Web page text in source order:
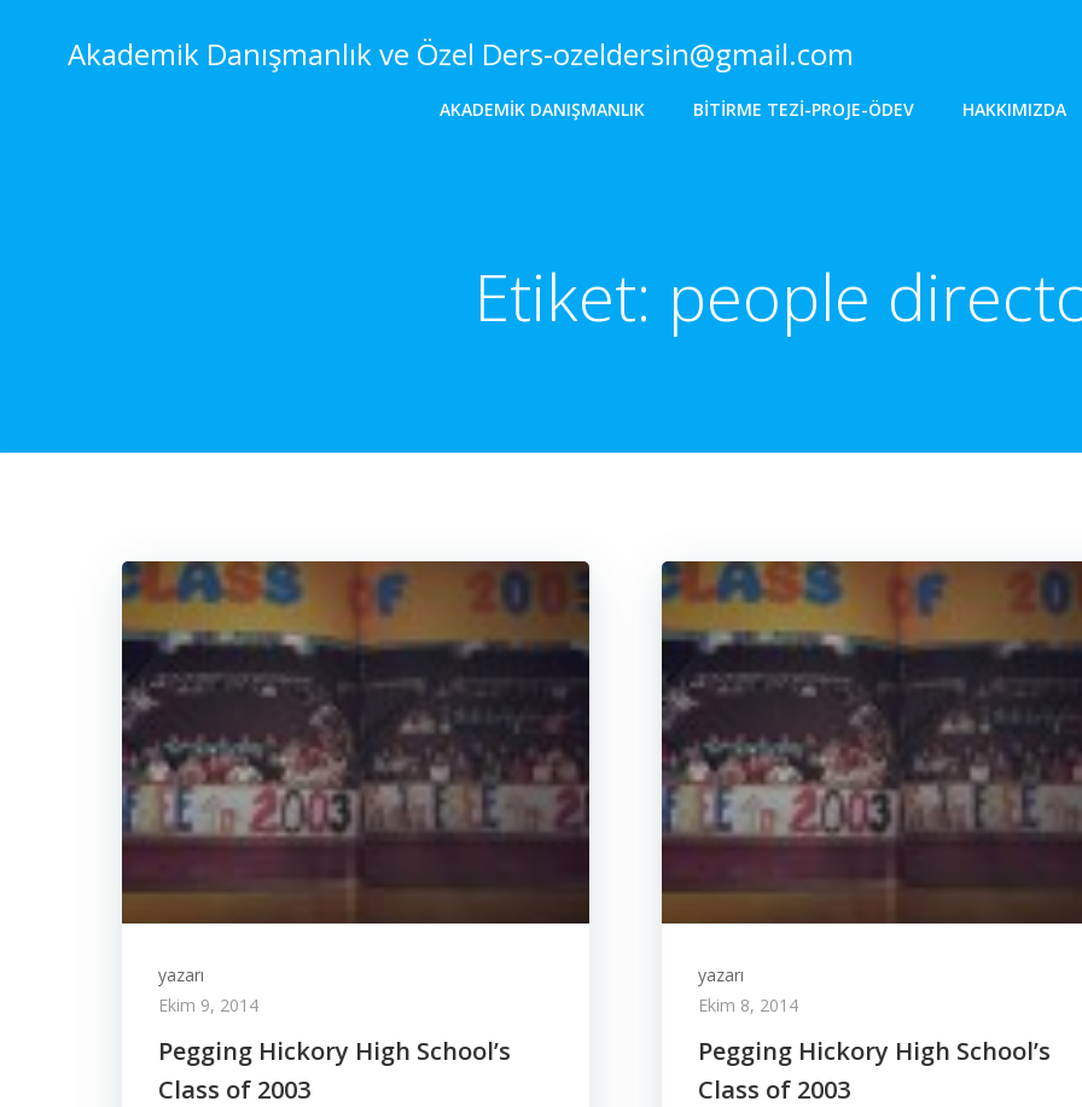
Akademik Danışmanlık ve Özel Ders-ozeldersin@gmail.com
AKADEMIK DANIŞMANLIK BITIRME TEZI-PROJE-ÖDEV HAKKIMIZDA
Etiket: people
yazarı
Ekim 9, 2014
Pegging Hickory High School’s
Class of 2003
yazarı
Ekim 8, 2014
Pegging Hickory High School’s
Class of 2003